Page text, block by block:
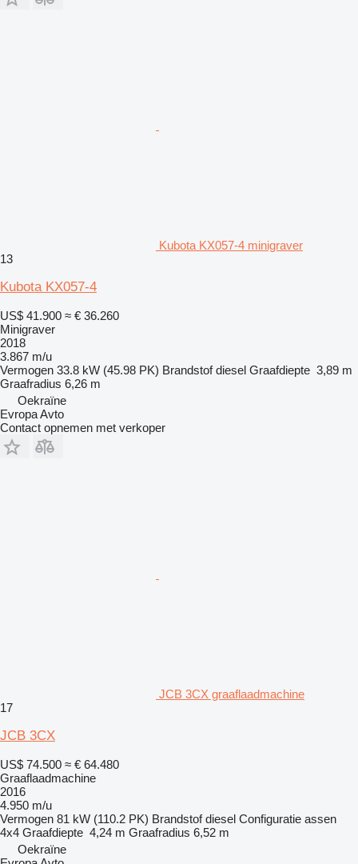
Kubota KX057-4 minigraver
13
Kubota KX057-4
US$ 41.900 ≈ € 36.260
Minigraver
2018
3.867 m/u
Vermogen 33.8 kW (45.98 PK) Brandstof diesel Graafdiepte 3,89 m
Graafradius 6,26 m
Oekraïne
Evropa Avto
Contact opnemen met verkoper
JCB 3CX graaflaadmachine
17
JCB 3CX
US$ 74.500 ≈ € 64.480
Graaflaadmachine
2016
4.950 m/u
Vermogen 81 kW (110.2 PK) Brandstof diesel Configuratie assen
4x4 Graafdiepte 4,24 m Graafradius 6,52 m
Oekraïne